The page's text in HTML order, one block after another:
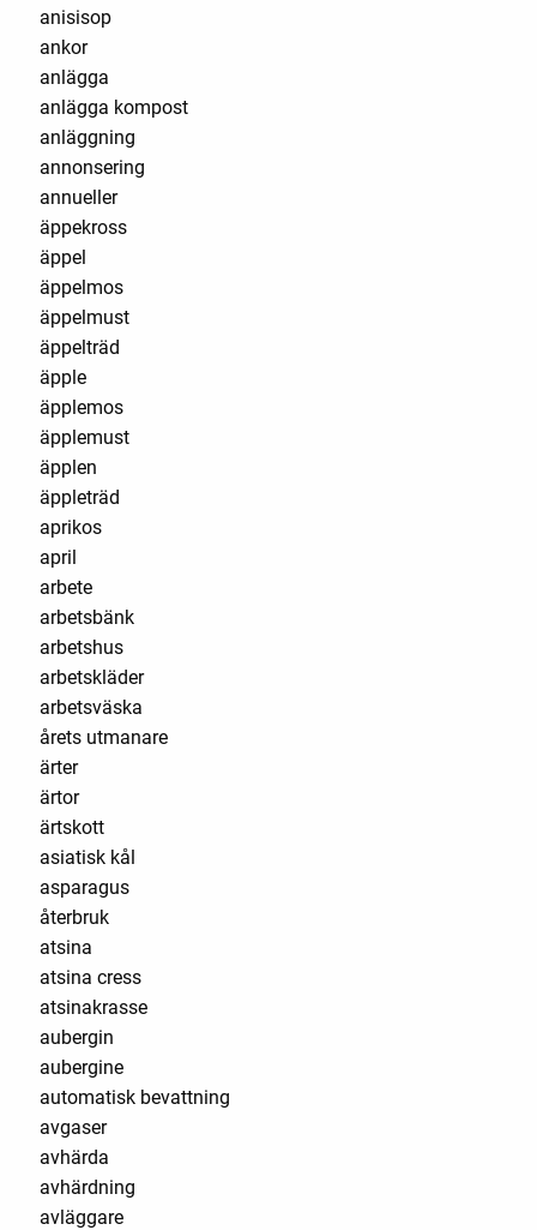
anisisop
ankor
anlägga
anlägga kompost
anläggning
annonsering
annueller
äppekross
äppel
äppelmos
äppelmust
äppelträd
äpple
äpplemos
äpplemust
äpplen
äppleträd
aprikos
april
arbete
arbetsbänk
arbetshus
arbetskläder
arbetsväska
årets utmanare
ärter
ärtor
ärtskott
asiatisk kål
asparagus
återbruk
atsina
atsina cress
atsinakrasse
aubergin
aubergine
automatisk bevattning
avgaser
avhärda
avhärdning
avläggare